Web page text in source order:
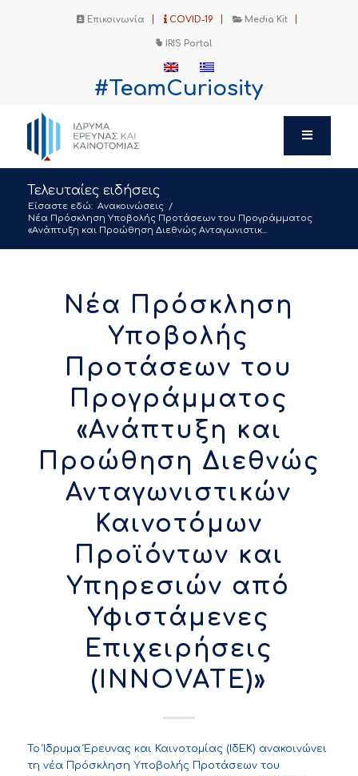
Επικοινωνία COVID-19 Media Kit
IRIS Portal
#TeamCuriosity
Τελευταίες ειδήσεις
Είσαστε εδώ: Ανακοινώσεις /
Νέα Πρόσκληση Υποβολής Προτάσεων του Προγράμματος
«Ανάπτυξη και Προώθηση Διεθνώς Ανταγωνιστικ...
Νέα Πρόσκληση
Υποβολής
Προτάσεων του
Προγράμματος
«Ανάπτυξη και
Προώθηση Διεθνώς
Ανταγωνιστικών
Καινοτόμων
Προϊόντων και
Υπηρεσιών από
Υφιστάμενες
Επιχειρήσεις
(INNOVATE)»
Το Ίδρυμα Έρευνας και Καινοτομίας (ΙδΕΚ) ανακοινώνει
τη νέα Πρόσκληση Υποβολής Προτάσεων του